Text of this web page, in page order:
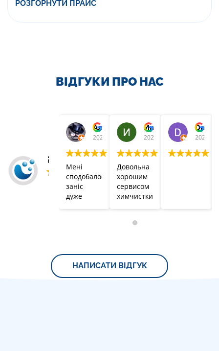
РОЗГОРНУТИ ПРАЙС
ВІДГУКИ ПРО НАС
Алекс Алексеев
2021-11-27
Мені
сподобалося,
заніс
дуже
забруднений
ідеально
чистим. І
Ирина К
2021-11-26
Довольна
хорошим
сервисом
химчистки.
белый
советую
данную
2021-
НАПИСАТИ ВІДГУК